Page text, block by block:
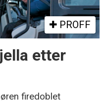
PROFF
etter
firedoblet